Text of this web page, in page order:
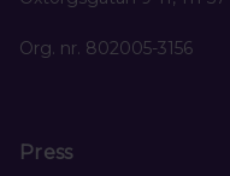
Org. nr. 802005-3156
Press